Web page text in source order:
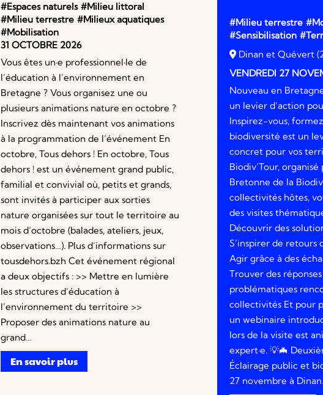
#Espaces naturels #Milieu littoral
#Milieu terrestre #Milieux aquatiques
#Mobilisation
31 OCTOBRE 2026
Vous êtes un·e professionnel·le de
l’éducation à l’environnement en
Bretagne ? Vous organisez une ou
plusieurs animations nature en octobre ?
Inscrivez dès maintenant vos animations
à la programmation de l’événement En
octobre, Tous dehors ! En octobre, Tous
dehors ! est un événement grand public,
familial et convivial où, petits et grands,
sont invités à participer aux sorties
nature organisées sur tout le territoire au
mois d’octobre (balades, ateliers, jeux,
observations…). Plus d’informations sur
tousdehors.bzh Cet événement régional
a deux objectifs : >> Mettre en lumière
les structures d’éducation à
l’environnement du territoire >>
Proposer des animations nature au
grand…
En savoir plus
#Milieu terrestre
#Sensibilisation
Dinan et Quévert
VENDREDI 27
Nouveau en
un levier d’action
Inspirez-vous,
biodiversité est un
concret pour vos
Biodiv’Tour, organisé
Bretonne de la
collectivités hôtes,
des visites
Découvrir des
S’inspirer de retours
Agir grâce à des
Trouver des
problématiques
collectivités Et pour
un webinaire
lors de la visite est
expert·e. 💡🦇
Éclairage public et
27 novembre à